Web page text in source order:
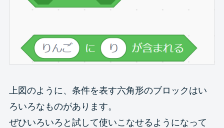
上図のように、条件を表す六角形のブロックはい
ろいろなものがあります。
ぜひいろいろと試して使いこなせるようになって